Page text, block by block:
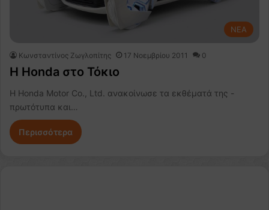
NEA
Κωνσταντίνος Ζωγλοπίτης 17 Νοεμβρίου 2011 0
H Honda στο Τόκιο
Η Honda Motor Co., Ltd. ανακοίνωσε τα εκθέματά της -
πρωτότυπα και…
Περισσότερα